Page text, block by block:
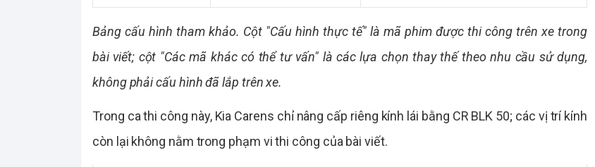
Bảng cấu hình tham khảo. Cột "Cấu hình thực tế" là mã phim được thi công trên xe trong
bài viết; cột "Các mã khác có thể tư vấn" là các lựa chọn thay thế theo nhu cầu sử dụng,
không phải cấu hình đã lắp trên xe.
Trong ca thi công này, Kia Carens chỉ nâng cấp riêng kính lái bằng CR BLK 50; các vị trí kính
còn lại không nằm trong phạm vi thi công của bài viết.